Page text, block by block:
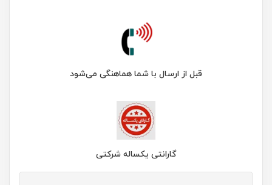
قبل از ارسال با شما هماهنگی می‌شود
گارانتی یکساله شرکتی